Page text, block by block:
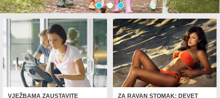
VJEŽBAMA ZAUSTAVITE
ZA RAVAN STOMAK: DEVET